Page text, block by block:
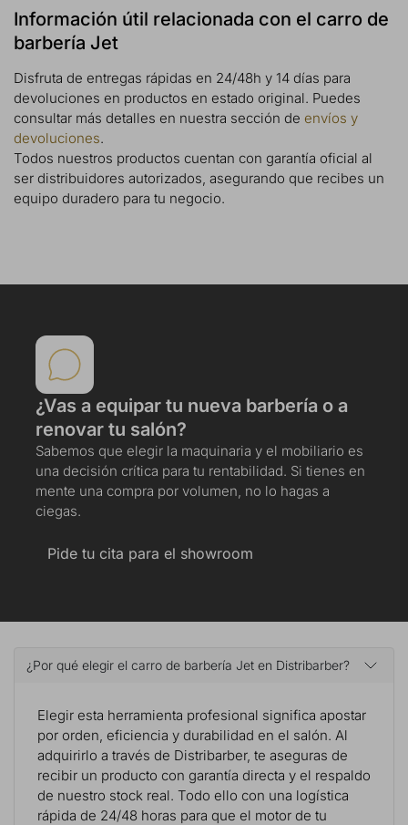
Información útil relacionada con el carro de
barbería Jet
Disfruta de entregas rápidas en 24/48h y 14 días para
devoluciones en productos en estado original. Puedes
consultar más detalles en nuestra sección de envíos y
devoluciones.
Todos nuestros productos cuentan con garantía oficial al
ser distribuidores autorizados, asegurando que recibes un
equipo duradero para tu negocio.
¿Vas a equipar tu nueva barbería o a
renovar tu salón?
Sabemos que elegir la maquinaria y el mobiliario es
una decisión crítica para tu rentabilidad. Si tienes en
mente una compra por volumen, no lo hagas a
ciegas.
Pide tu cita para el showroom
¿Por qué elegir el carro de barbería Jet en Distribarber?
Elegir esta herramienta profesional significa apostar
por orden, eficiencia y durabilidad en el salón. Al
adquirirlo a través de Distribarber, te aseguras de
recibir un producto con garantía directa y el respaldo
de nuestro stock real. Todo ello con una logística
rápida de 24/48 horas para que el motor de tu